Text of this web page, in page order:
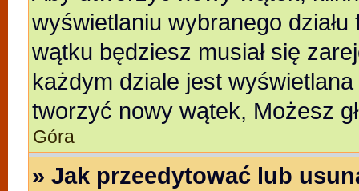
wyświetlaniu wybranego
wątku będziesz musiał się
każdym dziale jest
tworzyć nowy wątek, Możesz
Góra
» Jak przeedytować lub